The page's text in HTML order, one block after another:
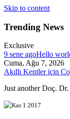
Skip to content
Trending News
Exclusive
9 sene agoHello
Cuma, Ağu 7, 2026
Akıllı Kentler için
Just another Doç.
Kas 1 2017